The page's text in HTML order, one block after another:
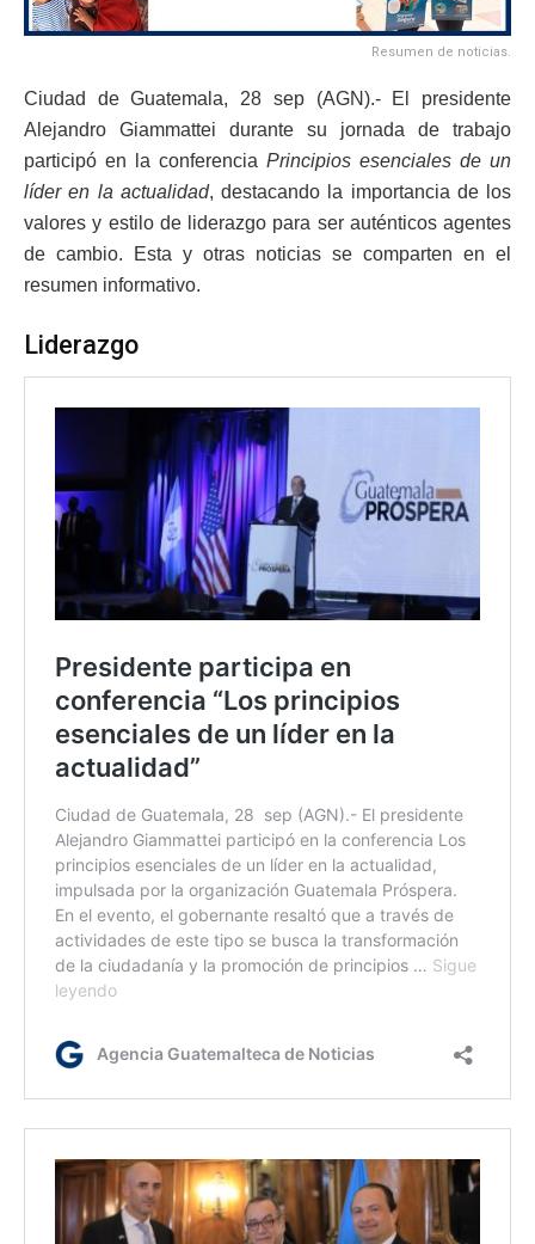
Resumen de noticias.
Ciudad de Guatemala, 28 sep (AGN).- El presidente
Alejandro Giammattei durante su jornada de trabajo
participó en la conferencia Principios esenciales de un
líder en la actualidad, destacando la importancia de los
valores y estilo de liderazgo para ser auténticos agentes
de cambio. Esta y otras noticias se comparten en el
resumen informativo.
Liderazgo